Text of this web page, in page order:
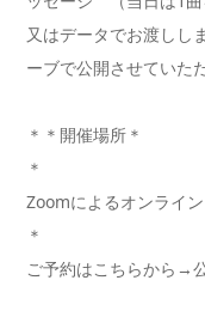
又はデータでお渡しし
ーブで公開させていた
＊＊開催場所＊
Zoomによるオンライ
ご予約はこちらから→